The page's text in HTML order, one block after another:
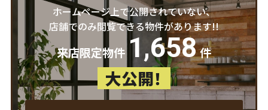
ホームページ上で公開されていない、
店舗でのみ閲覧できる物件があります!!
来店限定物件 1,658件
大公開！